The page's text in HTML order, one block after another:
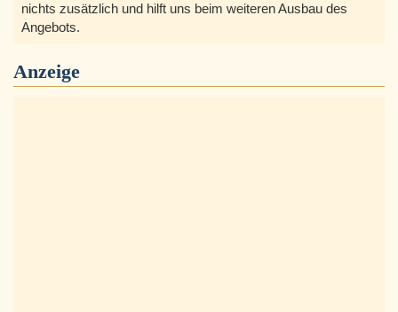
nichts zusätzlich und hilft uns beim weiteren Ausbau des
Angebots.
Anzeige